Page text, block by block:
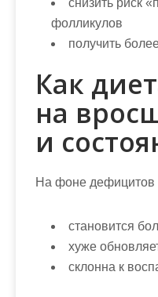
снизить риск
фолликулов
получить
Как
на
и
На фоне дефицитов
становится
хуже
склонна к